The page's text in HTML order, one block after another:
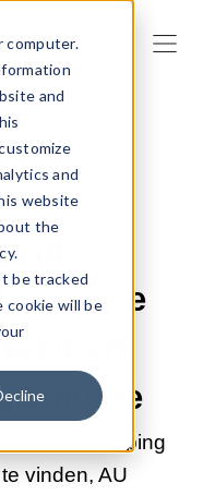
computer.
and
and
website
the
be tracked
cookie will beje ze
en
niche
dropshipping
vinden, AU